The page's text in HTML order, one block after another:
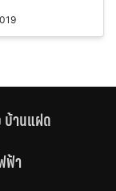
บ้านแฝด
ฟ้า